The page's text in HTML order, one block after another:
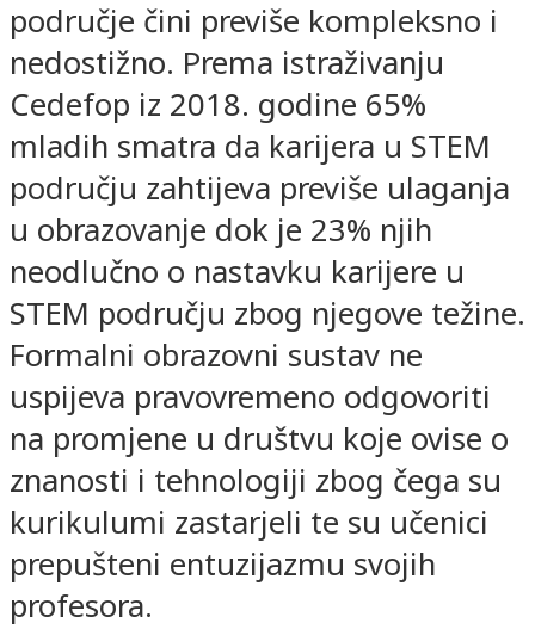
područje čini previše kompleksno i
nedostižno. Prema istraživanju
Cedefop iz 2018. godine 65%
mladih smatra da karijera u STEM
području zahtijeva previše ulaganja
u obrazovanje dok je 23% njih
neodlučno o nastavku karijere u
STEM području zbog njegove težine.
Formalni obrazovni sustav ne
uspijeva pravovremeno odgovoriti
na promjene u društvu koje ovise o
znanosti i tehnologiji zbog čega su
kurikulumi zastarjeli te su učenici
prepušteni entuzijazmu svojih
profesora.